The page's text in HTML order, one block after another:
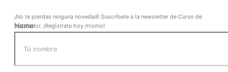
¡No te pierdas ninguna novedad! Suscríbete a la newsletter de Curso de
Instalador. ¡Regístrate hoy mismo!
Name